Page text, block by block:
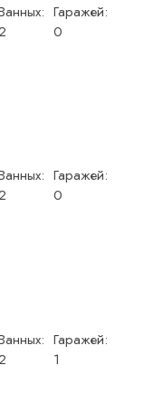
Гаражей:
0
Гаражей:
0
Гаражей:
1